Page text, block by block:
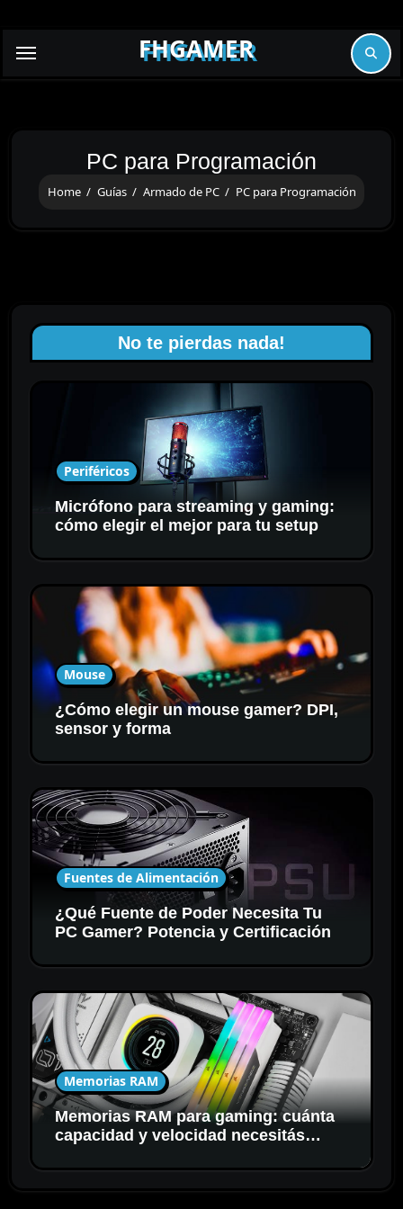
FHGAMER
PC para Programación
Home Guías Armado de PC PC para Programación
No te pierdas nada!
Periféricos
Micrófono para streaming y gaming:
cómo elegir el mejor para tu setup
Mouse
¿Cómo elegir un mouse gamer? DPI,
sensor y forma
Fuentes de Alimentación
¿Qué Fuente de Poder Necesita Tu
PC Gamer? Potencia y Certificación
Memorias RAM
Memorias RAM para gaming: cuánta
capacidad y velocidad necesitás